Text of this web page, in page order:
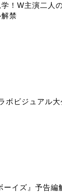
！W主演二人
禁
ボビジュアル大
ーイズ』予告編